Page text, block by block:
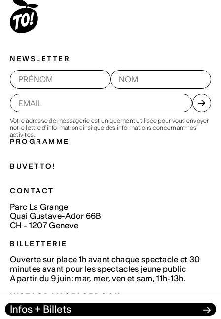
Infos + Billets →
NEWSLETTER
Votre adresse de messagerie est uniquement utilisée pour vous envoyer
notre lettre d'information ainsi que des informations concernant nos
activites.
PROGRAMME
BUVETTO!
CONTACT
Parc La Grange
Quai Gustave-Ador 66B
CH - 1207 Geneve
BILLETTERIE
Ouverte sur place 1h avant chaque spectacle et 30
minutes avant pour les spectacles jeune public
A partir du 9 juin: mar, mer, ven et sam, 11h-13h.
INSTAGRAM | FACEBOOK